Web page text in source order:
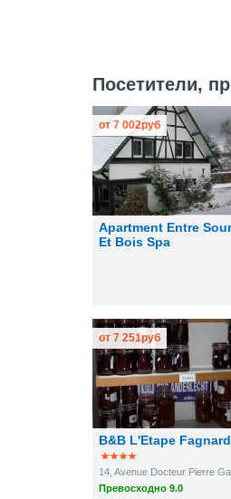
Посетители,
Apartment Entre
Et Bois Spa
от 7 002руб
B&B L'Etape
14, Avenue Docteur Pierre
Превосходно 9.0
от 7 251руб